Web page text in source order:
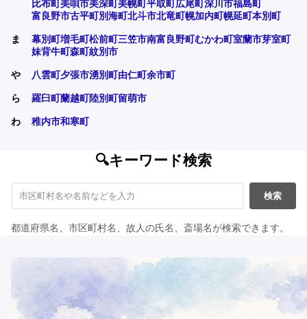
比布町美唄市美深町美幌町平取町広尾町深川市福島町
富良野市古平町別海町北斗市北竜町幌加内町幌延町本別町
ま 幕別町増毛町松前町三笠市南富良野町むかわ町室蘭市芽室町
妹背牛町森町紋別市
や 八雲町夕張市湧別町由仁町余市町
ら 羅臼町蘭越町陸別町留萌市
わ 稚内市和寒町
🔍キーワード検索
検索
都道府県名、市区町村名、故人の氏名、斎場名が検索できます。